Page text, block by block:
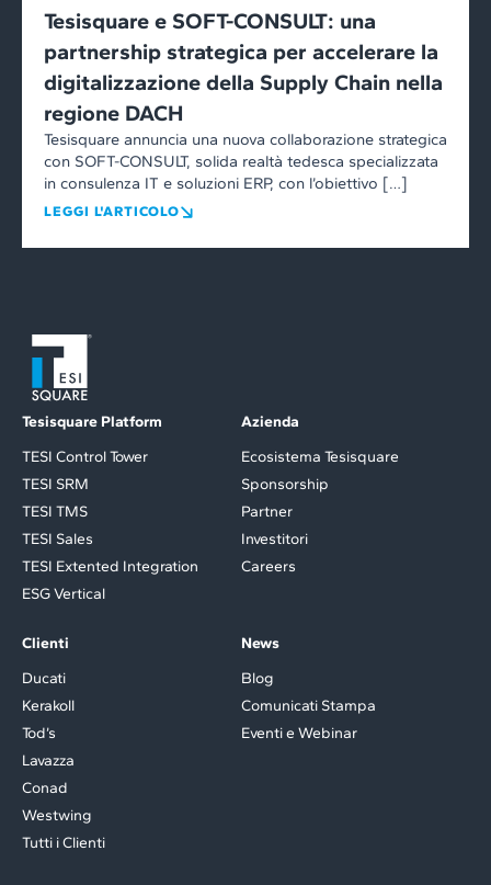
Tesisquare e SOFT-CONSULT: una
partnership strategica per accelerare la
digitalizzazione della Supply Chain nella
regione DACH
Tesisquare annuncia una nuova collaborazione strategica
con SOFT-CONSULT, solida realtà tedesca specializzata
in consulenza IT e soluzioni ERP, con l’obiettivo […]
LEGGI L'ARTICOLO
Tesisquare Platform
TESI Control Tower
TESI SRM
TESI TMS
TESI Sales
TESI Extented Integration
ESG Vertical
Azienda
Ecosistema Tesisquare
Sponsorship
Partner
Investitori
Careers
Clienti
Ducati
Kerakoll
Tod’s
Lavazza
Conad
Westwing
Tutti i Clienti
News
Blog
Comunicati Stampa
Eventi e Webinar